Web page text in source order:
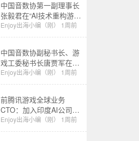
中国音数协第一副理事长
张毅君在“AI技术重构游戏
产业生态”分论坛上的致辞
Enjoy出海小编（刚） 1周前
中国音数协副秘书长、游
戏工委秘书长唐贾军在
2026 CIGDC Epic Games
游戏开发者生态专场上的
Enjoy出海小编（刚） 1周前
前腾讯游戏全球业务
CTO：加入印度AI公司，
已融资1.6亿
Enjoy出海小编（刚） 1周前